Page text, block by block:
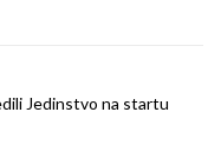
Jedinstvo na startu